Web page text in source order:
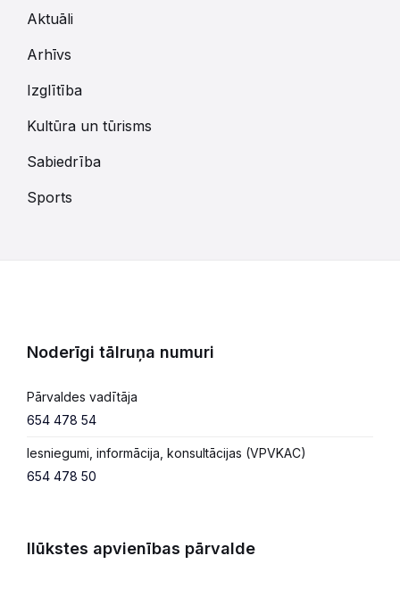
Aktuāli
Arhīvs
Izglītība
Kultūra un tūrisms
Sabiedrība
Sports
Noderīgi tālruņa numuri
Pārvaldes vadītāja
654 478 54
Iesniegumi, informācija, konsultācijas (VPVKAC)
654 478 50
Ilūkstes apvienības pārvalde